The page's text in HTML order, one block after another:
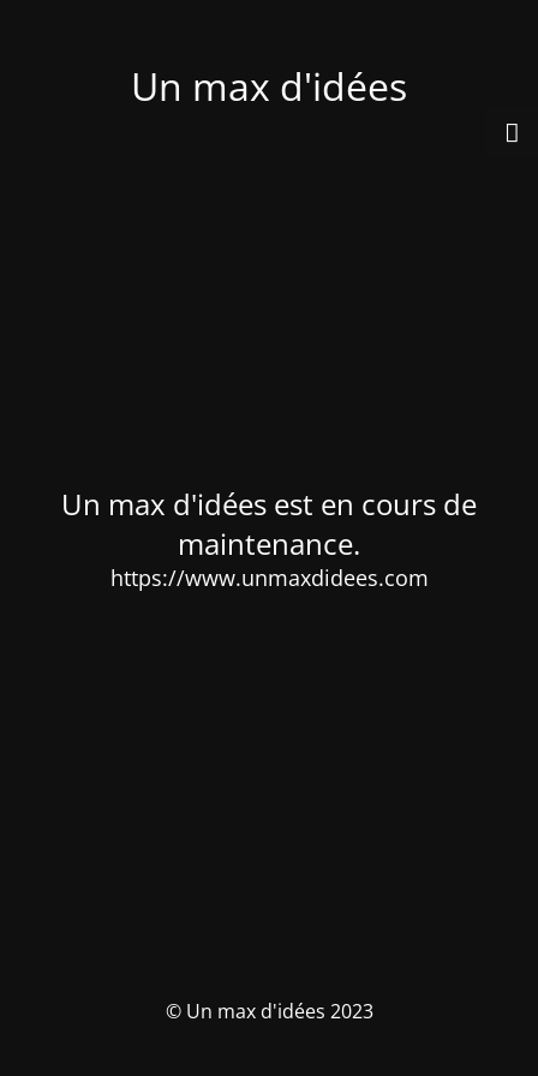
Un max d'idées
Un max d'idées est en cours de
maintenance.
https://www.unmaxdidees.com
© Un max d'idées 2023